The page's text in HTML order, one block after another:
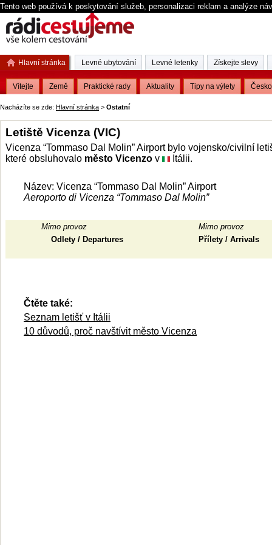
Tento web používá k poskytování služeb, personalizaci reklam a analýze
Nacházíte se zde: Hlavní stránka > Ostatní
Letiště Vicenza (VIC)
Vicenza “Tommaso Dal Molin” Airport bylo vojensko/civilní
které obsluhovalo město Vicenzo v Itálii.
Název: Vicenza “Tommaso Dal Molin” Airport
Aeroporto di Vicenza “Tommaso Dal Molin”
Mimo provoz
Mimo provoz
Odlety / Departures
Přílety / Arrivals
Čtěte také:
Seznam letišť v Itálii
10 důvodů, proč navštívit město Vicenza
Hlavní stránka
Vítejte Země Praktické rady Aktuality Tipy na výlety Česko
Levné ubytování Levné letenky Získejte slevy